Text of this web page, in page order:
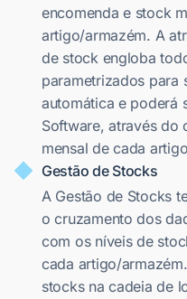
encomenda e stock
artigo/armazém. A
de stock engloba
parametrizados para
automática e poderá
Software, através do
mensal de cada
Gestão de Stocks
A Gestão de Stocks
o cruzamento dos
com os níveis de
cada artigo/
stocks na cadeia de